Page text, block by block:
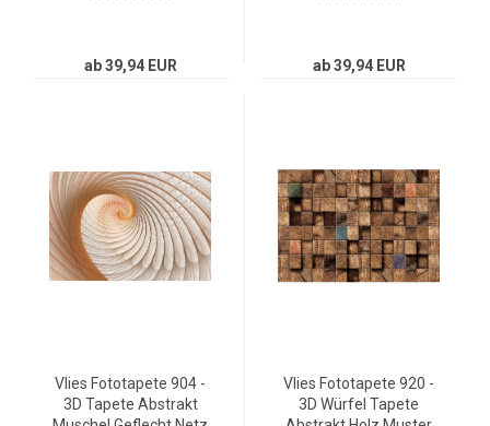
ab 39,94 EUR ab 39,94 EUR
Vlies Fototapete 904 -
3D Tapete Abstrakt
Vlies Fototapete 920 -
3D Würfel Tapete